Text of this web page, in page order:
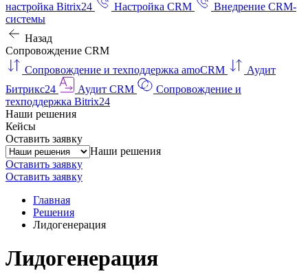
настройка Bitrix24
Настройка CRM
Внедрение CRM-
системы
Назад
Сопровождение CRM
Сопровождение и техподдержка amoCRM
Аудит
Битрикс24
Аудит CRM
Сопровождение и
техподдержка Bitrix24
Наши решения
Кейсы
Оставить заявку
Наши решения
Оставить заявку
Оставить заявку
Главная
Решения
Лидогенерация
Лидогенерация